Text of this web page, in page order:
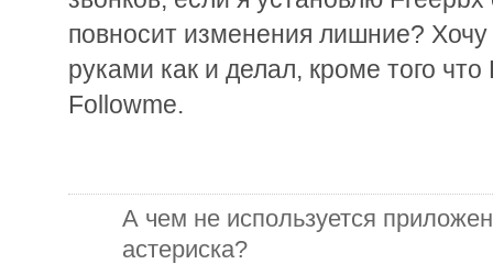
повносит изменения лишние? Хочу
руками как и делал, кроме того
Followme.
А чем не используется
астериска?